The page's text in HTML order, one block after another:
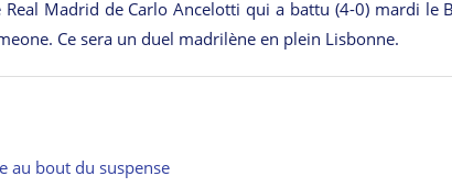
Real Madrid de Carlo Ancelotti qui a battu (4-0) mardi
Ce sera un duel madrilène en plein Lisbonne.
au bout du suspense